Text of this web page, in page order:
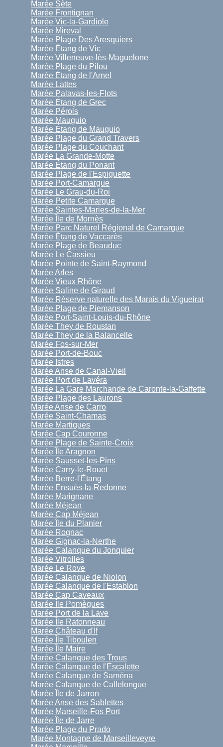
Marée Sète
Marée Frontignan
Marée Vic-la-Gardiole
Marée Mireval
Marée Plage Des Aresquiers
Marée Étang de Vic
Marée Villeneuve-lès-Maguelone
Marée Plage du Pilou
Marée Étang de l'Arnel
Marée Lattes
Marée Palavas-les-Flots
Marée Étang de Grec
Marée Pérols
Marée Mauguio
Marée Étang de Mauguio
Marée Plage du Grand Travers
Marée Plage du Couchant
Marée La Grande-Motte
Marée Étang du Ponant
Marée Plage de l'Espiguette
Marée Port-Camargue
Marée Le Grau-du-Roi
Marée Petite Camargue
Marée Saintes-Maries-de-la-Mer
Marée Île de Mornès
Marée Parc Naturel Régional de Camargue
Marée Étang de Vaccarès
Marée Plage de Beauduc
Marée Le Cassieu
Marée Pointe de Saint-Raymond
Marée Arles
Marée Vieux Rhône
Marée Saline de Giraud
Marée Réserve naturelle des Marais du Vigueirat
Marée Plage de Piemanson
Marée Port-Saint-Louis-du-Rhône
Marée They de Roustan
Marée They de la Balancelle
Marée Fos-sur-Mer
Marée Port-de-Bouc
Marée Istres
Marée Anse de Canal-Vieil
Marée Port de Lavéra
Marée La Gare Marchande de Caronte-la-Gaffette
Marée Plage des Laurons
Marée Anse de Carro
Marée Saint-Chamas
Marée Martigues
Marée Cap Couronne
Marée Plage de Sainte-Croix
Marée Île Aragnon
Marée Sausset-les-Pins
Marée Carry-le-Rouet
Marée Berre-l'Étang
Marée Ensuès-la-Redonne
Marée Marignane
Marée Méjean
Marée Cap Méjean
Marée Île du Planier
Marée Rognac
Marée Gignac-la-Nerthe
Marée Calanque du Jonquier
Marée Vitrolles
Marée Le Rove
Marée Calanque de Niolon
Marée Calanque de l'Establon
Marée Cap Caveaux
Marée Île Pomègues
Marée Port de la Lave
Marée Île Ratonneau
Marée Château d'If
Marée Île Tiboulen
Marée Île Maire
Marée Calanque des Trous
Marée Calanque de l'Escalette
Marée Calanque de Saména
Marée Calanque de Callelongue
Marée Île de Jarron
Marée Anse des Sablettes
Marée Marseille-Fos Port
Marée Île de Jarre
Marée Plage du Prado
Marée Montagne de Marseilleveyre